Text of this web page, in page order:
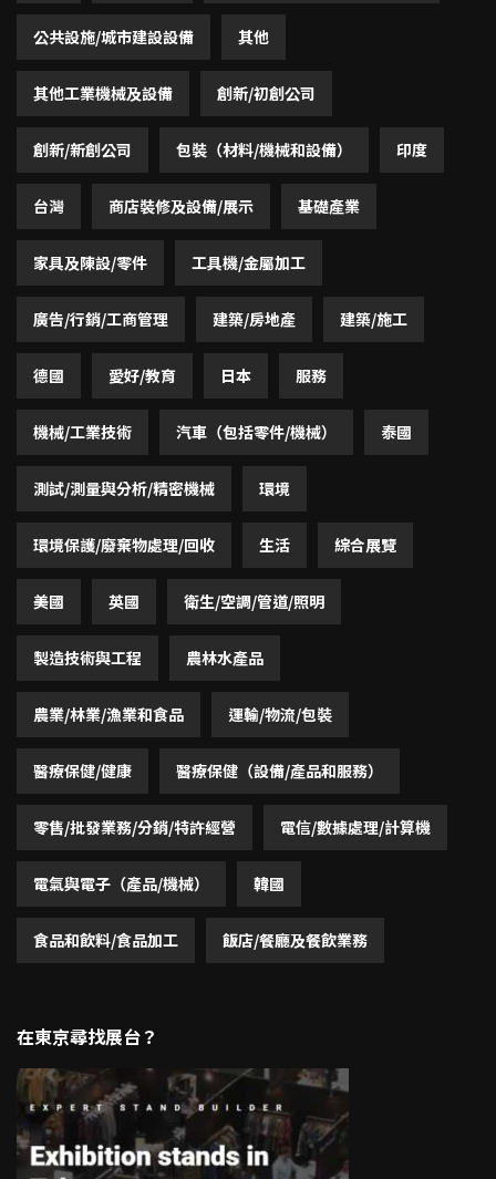
公共設施/城市建設設備 其他
其他工業機械及設備 創新/初創公司
創新/新創公司 包裝（材料/機械和設備） 印度
台灣 商店裝修及設備/展示 基礎產業
家具及陳設/零件 工具機/金屬加工
廣告/行銷/工商管理 建築/房地產 建築/施工
德國 愛好/教育 日本 服務
機械/工業技術 汽車（包括零件/機械） 泰國
測試/測量與分析/精密機械 環境
環境保護/廢棄物處理/回收 生活 綜合展覽
美國 英國 衛生/空調/管道/照明
製造技術與工程 農林水產品
農業/林業/漁業和食品 運輸/物流/包裝
醫療保健/健康 醫療保健（設備/產品和服務）
零售/批發業務/分銷/特許經營 電信/數據處理/計算機
電氣與電子（產品/機械） 韓國
食品和飲料/食品加工 飯店/餐廳及餐飲業務
在東京尋找展台？